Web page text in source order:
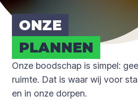
ONZE
PLAN­NEN
Onze boodschap is simpel:
ruimte. Dat is waar wij voor
en in onze dorpen.